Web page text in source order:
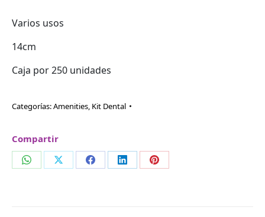
Varios usos
14cm
Caja por 250 unidades
Categorías:Amenities, Kit Dental
Compartir
CompartirCompartirCompartirCompartirCompartir